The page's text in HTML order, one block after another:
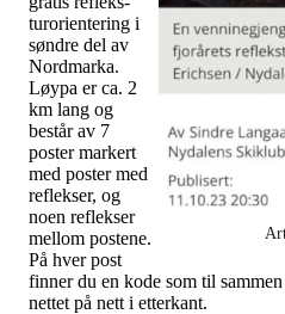
turorientering i
søndre del av
Nordmarka.
Løypa er ca. 2
km lang og
består av 7
poster markert
med poster med
reflekser, og
noen reflekser
mellom postene.
På hver post
finner du en kode som til
nettet på nett i etterkant.